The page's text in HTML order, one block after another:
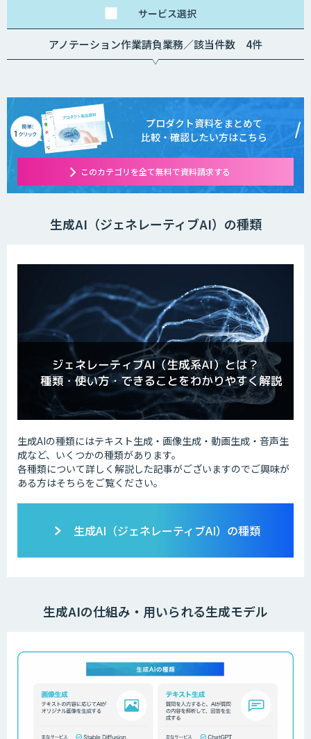
サービス選択
アノテーション作業請負業務／該当件数 4件
プロダクト資料をまとめて
比較・確認したい方はこちら
このカテゴリを全て無料で資料請求する
生成AI（ジェネレーティブAI）の種類
生成AIの種類にはテキスト生成・画像生成・動画生成・音声生
成など、いくつかの種類があります。
各種類について詳しく解説した記事がございますのでご興味が
ある方はそちらをご覧ください。
生成AI（ジェネレーティブAI）の種類
生成AIの仕組み・用いられる生成モデル